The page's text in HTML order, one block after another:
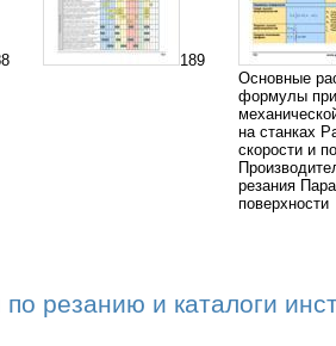
189
Основные
формулы при
на станках
скорости и
резания
поверхности
резанию и каталоги